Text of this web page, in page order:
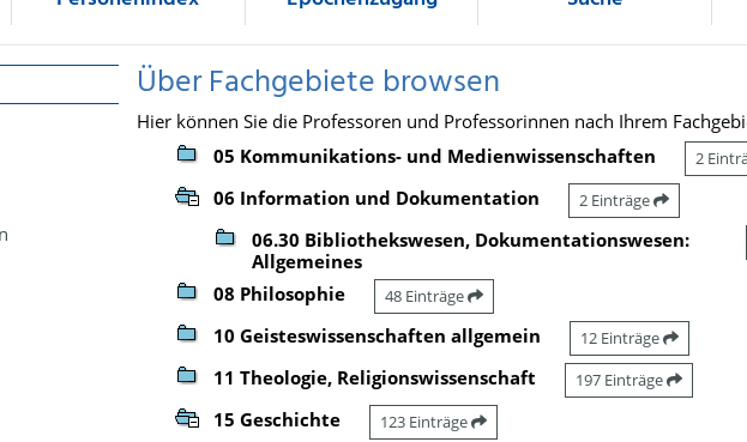
Über Fachgebiete browsen
Hier können Sie die Professoren und Professorinnen nach Ihrem
05 Kommunikations- und Medienwissenschaften
2
06 Information und Dokumentation 2 Einträge
06.30 Bibliothekswesen, Dokumentationswesen:
Allgemeines
08 Philosophie 48 Einträge
10 Geisteswissenschaften allgemein 12 Einträge
11 Theologie, Religionswissenschaft 197 Einträge
15 Geschichte 123 Einträge